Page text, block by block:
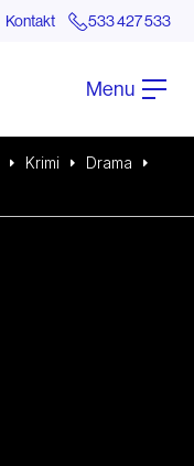
Kontakt 533 427 533
Menu
Krimi
Drama